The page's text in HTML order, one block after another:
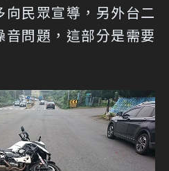
民眾宣導，另外台二
問題，這部分是需要